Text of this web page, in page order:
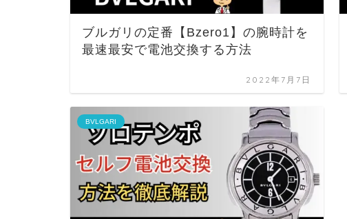
ブルガリの定番【Bzero1】の腕時計を
最速最安で電池交換する方法
2022年7月7日
BVLGARI